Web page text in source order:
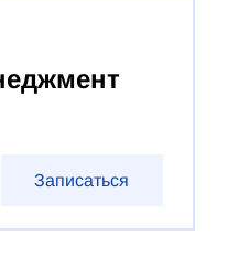
Записаться